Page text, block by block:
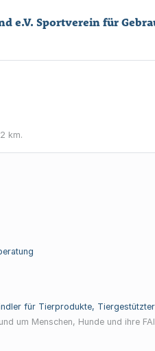
e.V. Sportverein für
km.
für Tierprodukte,
um Menschen, Hunde und ihre